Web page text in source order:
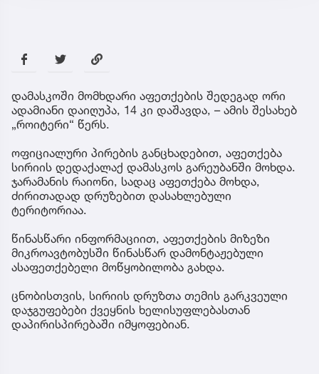
დამასკოში მომხდარი აფეთქების შედეგად ორი
ადამიანი დაიღუპა, 14 კი დაშავდა, – ამის შესახებ
„როიტერი“ წერს.
ოფიციალური პირების განცხადებით, აფეთქება
სირიის დედაქალაქ დამასკოს გარეუბანში მოხდა.
ჯარამანის რაიონი, სადაც აფეთქება მოხდა,
ძირითადად დრუზებით დასახლებული
ტერიტორიაა.
წინასწარი ინფორმაციით, აფეთქების მიზეზი
მიკროავტობუსში წინასწარ დამონტაჟებული
ასაფეთქებელი მოწყობილობა გახდა.
ცნობისთვის, სირიის დრუზთა თემის გარკვეული
დაჯგუფებები ქვეყნის ხელისუფლებასთან
დაპირისპირებაში იმყოფებიან.